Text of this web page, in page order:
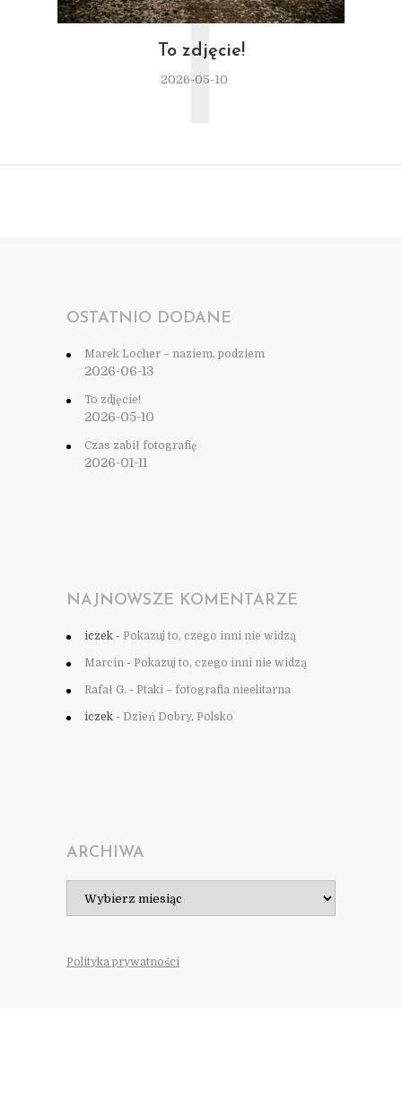
To zdjęcie!
2026-05-10
T
OSTATNIO DODANE
Marek Locher – naziem, podziem
2026-06-13
To zdjęcie!
2026-05-10
Czas zabił fotografię
2026-01-11
NAJNOWSZE KOMENTARZE
iczek - Pokazuj to, czego inni nie widzą
Marcin - Pokazuj to, czego inni nie widzą
Rafał G. - Ptaki – fotografia nieelitarna
iczek - Dzień Dobry, Polsko
ARCHIWA
Polityka prywatności